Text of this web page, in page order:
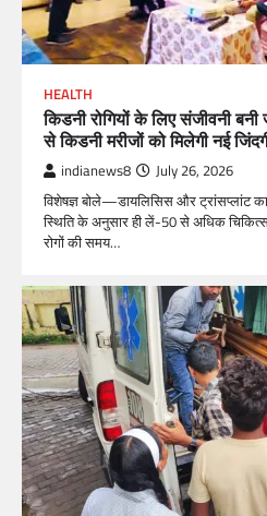
HEALTH
किडनी रोगियों के लिए संजीवनी
से किडनी मरीजों को मिलेगी नई
indianews8 July 26, 2026
विशेषज्ञ बोले—डायलिसिस और ट्रांसप्लांट
स्थिति के अनुसार ही लें-50 से अधिक
रोगों की समय…